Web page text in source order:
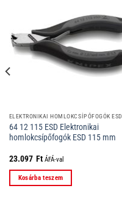
ELEKTRONIKAI HOMLOKCSÍPŐFOGÓK ESD
64 12 115 ESD Elektronikai
homlokcsípőfogók ESD 115 mm
23.097 Ft ÁFÁ-val
Kosárba teszem